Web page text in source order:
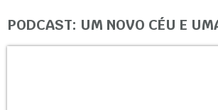
PODCAST: UM NOVO CÉU E